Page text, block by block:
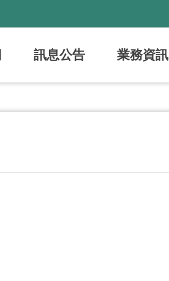
訊息公告 業務資訊